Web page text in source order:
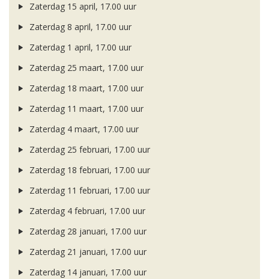
Zaterdag 15 april, 17.00 uur
Zaterdag 8 april, 17.00 uur
Zaterdag 1 april, 17.00 uur
Zaterdag 25 maart, 17.00 uur
Zaterdag 18 maart, 17.00 uur
Zaterdag 11 maart, 17.00 uur
Zaterdag 4 maart, 17.00 uur
Zaterdag 25 februari, 17.00 uur
Zaterdag 18 februari, 17.00 uur
Zaterdag 11 februari, 17.00 uur
Zaterdag 4 februari, 17.00 uur
Zaterdag 28 januari, 17.00 uur
Zaterdag 21 januari, 17.00 uur
Zaterdag 14 januari, 17.00 uur